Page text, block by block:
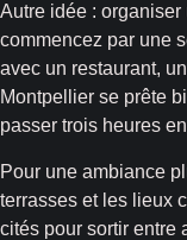
Autre idée :
commencez par une
avec un restaurant,
Montpellier se prête
passer trois heures
Pour une ambiance
terrasses et les lieux
cités pour sortir entre